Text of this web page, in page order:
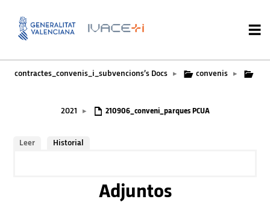
contractes_convenis_i_subvencions’s Docs ▸ convenis ▸
2021 ▸ 210906_conveni_parques PCUA
Leer Historial
Adjuntos